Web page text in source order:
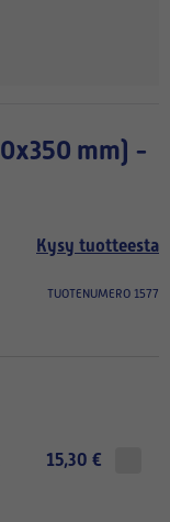
Kysy tuotteesta
TUOTENUMERO 1577
15,30 €